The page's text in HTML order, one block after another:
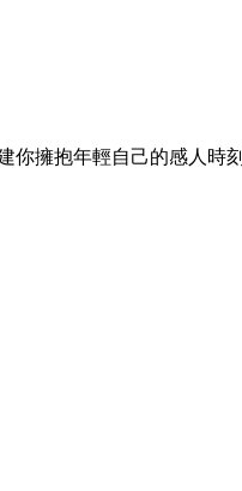
你擁抱年輕自己的感人時刻